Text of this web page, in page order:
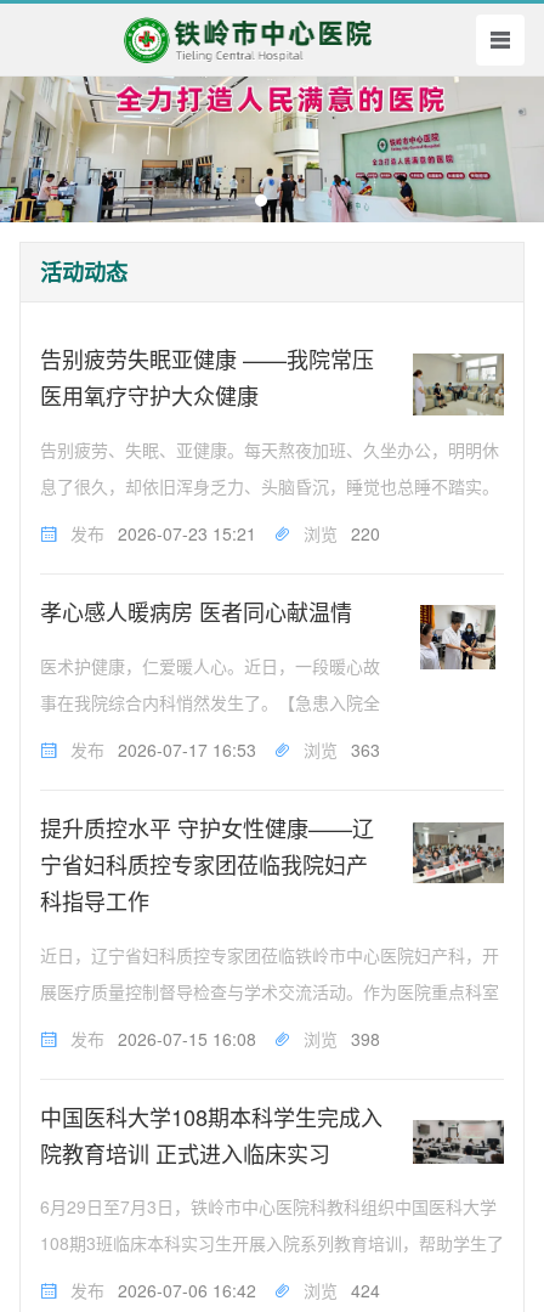
活动动态
告别疲劳失眠亚健康 ——我院常压
医用氧疗守护大众健康
告别疲劳、失眠、亚健康。每天熬夜加班、久坐办公，明明休
息了很久，却依旧浑身乏力、头脑昏沉，睡觉也总睡不踏实。
这是不少市民的日常真实状态。很多人习惯性将疲惫、失眠、
发布 2026-07-23 15:21 浏览 220
孝心感人暖病房 医者同心献温情
医术护健康，仁爱暖人心。近日，一段暖心故
事在我院综合内科悄然发生了。【急患入院全
程守护】这天，一位67岁女性患者突发重症肺
复杂，为尽快查明病因，管床刘医生多次陪...
发布 2026-07-17 16:53 浏览 363
提升质控水平 守护女性健康——辽
宁省妇科质控专家团莅临我院妇产
科指导工作
近日，辽宁省妇科质控专家团莅临铁岭市中心医院妇产科，开
展医疗质量控制督导检查与学术交流活动。作为医院重点科室
之一，科室全体医护人员高度重视此次质控工作，前期对照质
发布 2026-07-15 16:08 浏览 398
中国医科大学108期本科学生完成入
院教育培训 正式进入临床实习
6月29日至7月3日，铁岭市中心医院科教科组织中国医科大学
108期3班临床本科实习生开展入院系列教育培训，帮助学生了
解医院各项规范并强化进入临床前的基本技能。6月29日培训
发布 2026-07-06 16:42 浏览 424